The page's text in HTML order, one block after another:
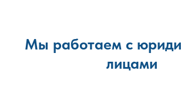
Мы работаем с
лицами